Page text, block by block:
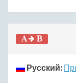
Русский: